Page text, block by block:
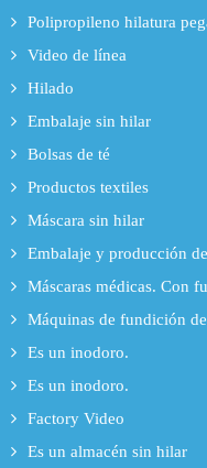
Polipropileno hilatura
Video de línea
Hilado
Embalaje sin hilar
Bolsas de té
Productos textiles
Máscara sin hilar
Embalaje y producción
Máscaras médicas. Con
Máquinas de fundición
Es un inodoro.
Es un inodoro.
Factory Video
Es un almacén sin hilar